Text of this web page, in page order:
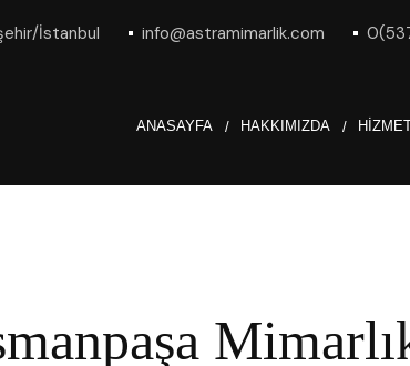
İstanbul info@astramimarlik.com
ANASAYFA HAKKIMIZDA